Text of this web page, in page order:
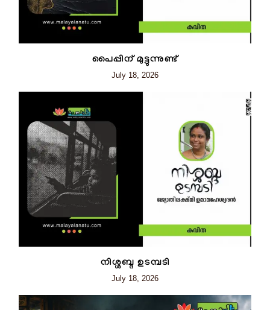
പൈപ്പിന് മുട്ടുന്നുണ്ട്
July 18, 2026
നിശ്ശബ്ദ ഉടമ്പടി
July 18, 2026